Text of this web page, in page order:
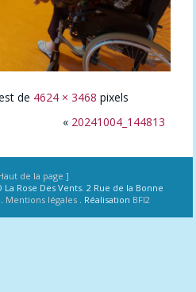
de 4624 × 3468 pixels
« 20241004_144813
de la page ]
La Rose Des Vents. 2 Rue de la Bonne
Mentions légales. Réalisation BFI2